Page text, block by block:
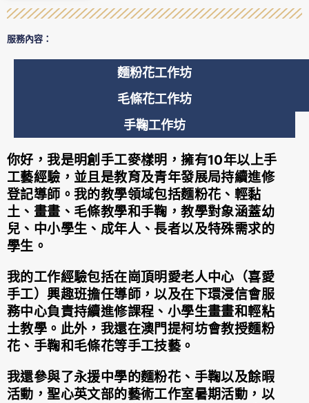
服務內容：
麵粉花工作坊
毛條花工作坊
手鞠工作坊
你好，我是明創手工麥樣明，擁有10年以上手
工藝經驗，並且是教育及青年發展局持續進修
登記導師。我的教學領域包括麵粉花、輕黏
土、畫畫、毛條教學和手鞠，教學對象涵蓋幼
兒、中小學生、成年人、長者以及特殊需求的
學生。
我的工作經驗包括在崗頂明愛老人中心（喜愛
手工）興趣班擔任導師，以及在下環浸信會服
務中心負責持續進修課程、小學生畫畫和輕粘
土教學。此外，我還在澳門提柯坊會教授麵粉
花、手鞠和毛條花等手工技藝。
我還參與了永援中學的麵粉花、手鞠以及餘暇
活動，聖心英文部的藝術工作室暑期活動，以